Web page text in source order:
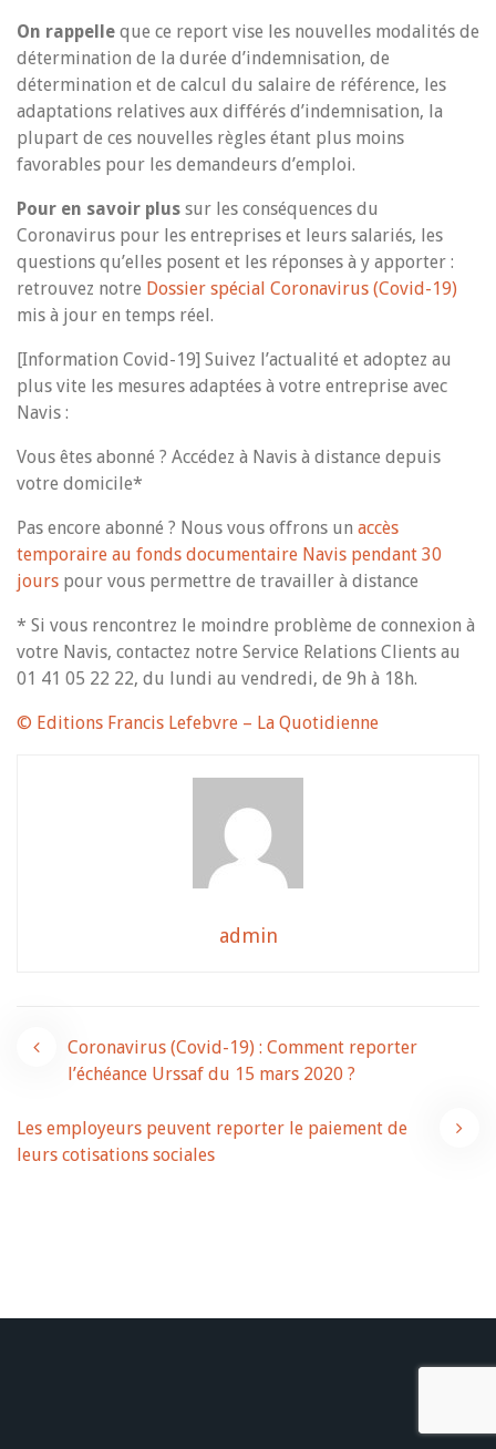
On rappelle que ce report vise les nouvelles modalités de
détermination de la durée d’indemnisation, de
détermination et de calcul du salaire de référence, les
adaptations relatives aux différés d’indemnisation, la
plupart de ces nouvelles règles étant plus moins
favorables pour les demandeurs d’emploi.
Pour en savoir plus sur les conséquences du
Coronavirus pour les entreprises et leurs salariés, les
questions qu’elles posent et les réponses à y apporter :
retrouvez notre Dossier spécial Coronavirus (Covid-19)
mis à jour en temps réel.
[Information Covid-19] Suivez l’actualité et adoptez au
plus vite les mesures adaptées à votre entreprise avec
Navis :
Vous êtes abonné ? Accédez à Navis à distance depuis
votre domicile*
Pas encore abonné ? Nous vous offrons un accès
temporaire au fonds documentaire Navis pendant 30
jours pour vous permettre de travailler à distance
* Si vous rencontrez le moindre problème de connexion à
votre Navis, contactez notre Service Relations Clients au
01 41 05 22 22, du lundi au vendredi, de 9h à 18h.
© Editions Francis Lefebvre – La Quotidienne
admin
Navigation
de
l’article
Coronavirus (Covid-19) : Comment reporter
l’échéance Urssaf du 15 mars 2020 ?
Les employeurs peuvent reporter le paiement de
leurs cotisations sociales